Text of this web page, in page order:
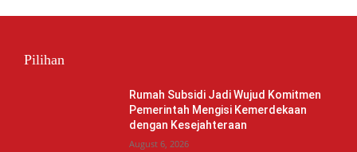
Pilihan
Rumah Subsidi Jadi Wujud Komitmen
Pemerintah Mengisi Kemerdekaan
dengan Kesejahteraan
August 6, 2026